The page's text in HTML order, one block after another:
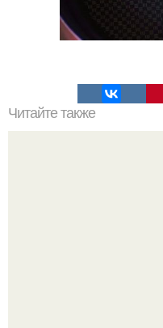
Читайте также